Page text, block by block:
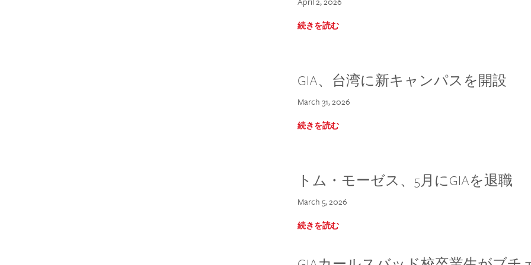
続きを読む
GIA、台湾に新キャンパスを開設
March 31, 2026
続きを読む
トム・モーゼス、5月にGIAを退職
March 5, 2026
続きを読む